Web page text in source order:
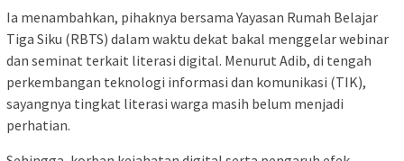
Ia menambahkan, pihaknya bersama Yayasan Rumah Belajar
Tiga Siku (RBTS) dalam waktu dekat bakal menggelar webinar
dan seminat terkait literasi digital. Menurut Adib, di tengah
perkembangan teknologi informasi dan komunikasi (TIK),
sayangnya tingkat literasi warga masih belum menjadi
perhatian.